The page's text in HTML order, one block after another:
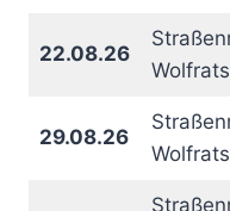
22.08.26
29.08.26